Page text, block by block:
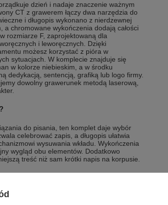
dzień i nadaje znaczenie ważnym
CT z grawerem łączy dwa narzędzia do
i długopis wykonano z nierdzewnej
chromowane wykończenia dodają całości
rozmiarze F, zaprojektowaną dla
i leworęcznych. Dzięki
możesz korzystać z pióra w
sytuacjach. W komplecie znajduje się
w kolorze niebieskim, a w środku
dedykacją, sentencją, grafiką lub logo firmy.
dowolny grawerunek metodą laserową,
do pisania, ten komplet daje wybór
celebrować zapis, a długopis ułatwia
wysuwania wkładu. Wykończenia
wygląd obu elementów. Dodatkowo
treść niż sam krótki napis na korpusie.
Waterman Allure
i leworęcznych
w piórze wiecznym